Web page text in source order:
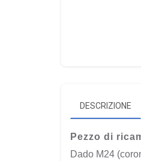
DESCRIZIONE
Pezzo di
Dado M24